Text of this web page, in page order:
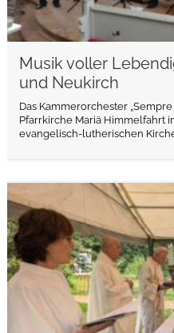
Musik voller
und Neukirch
Das Kammerorchester
Pfarrkirche Mariä Himmelfahrt
evangelisch-lutherischen